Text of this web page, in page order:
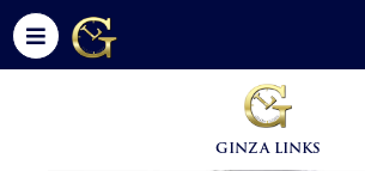
GINZA LINKS